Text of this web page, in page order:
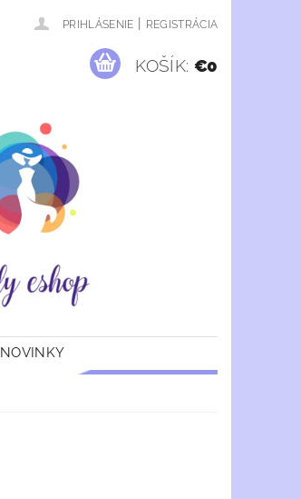
PRIHLÁSENIE | REGISTRÁCIA
KOŠÍK: €0
NOVINKY